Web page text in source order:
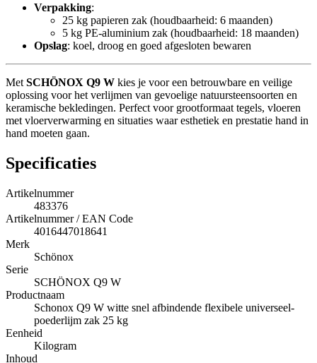
Verpakking:
25 kg papieren zak (houdbaarheid: 6 maanden)
5 kg PE-aluminium zak (houdbaarheid: 18 maanden)
Opslag: koel, droog en goed afgesloten bewaren
Met SCHÖNOX Q9 W kies je voor een betrouwbare en veilige
oplossing voor het verlijmen van gevoelige natuursteensoorten en
keramische bekledingen. Perfect voor grootformaat tegels, vloeren
met vloerverwarming en situaties waar esthetiek en prestatie hand in
hand moeten gaan.
Specificaties
Artikelnummer
483376
Artikelnummer / EAN Code
4016447018641
Merk
Schönox
Serie
SCHÖNOX Q9 W
Productnaam
Schonox Q9 W witte snel afbindende flexibele universeel-
poederlijm zak 25 kg
Eenheid
Kilogram
Inhoud